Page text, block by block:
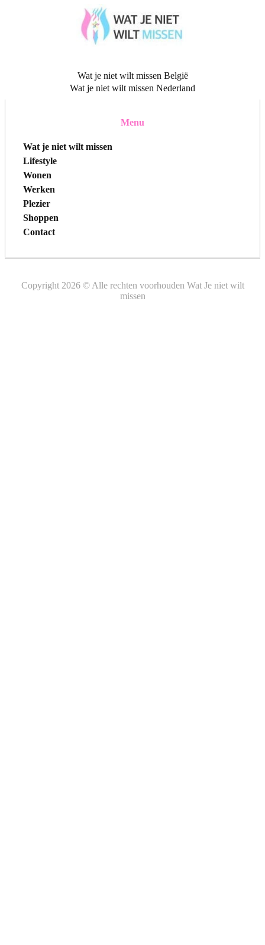
Wat je niet wilt missen België
Wat je niet wilt missen Nederland
Menu
Wat je niet wilt missen
Lifestyle
Wonen
Werken
Plezier
Shoppen
Contact
Copyright 2026 © Alle rechten voorhouden Wat Je niet wilt
missen